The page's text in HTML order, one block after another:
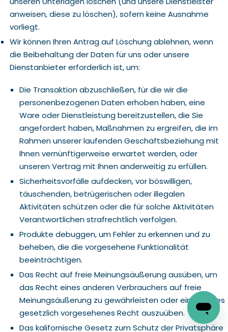
anweisen, diese zu löschen), sofern keine Ausnahme
vorliegt.
Wir können Ihren Antrag auf Löschung ablehnen, wenn
die Beibehaltung der Daten für uns oder unsere
Dienstanbieter erforderlich ist, um:
Die Transaktion abzuschließen, für die wir die
personenbezogenen Daten erhoben haben, eine
Ware oder Dienstleistung bereitzustellen, die Sie
angefordert haben, Maßnahmen zu ergreifen, die im
Rahmen unserer laufenden Geschäftsbeziehung mit
Ihnen vernünftigerweise erwartet werden, oder
unseren Vertrag mit Ihnen anderweitig zu erfüllen.
Sicherheitsvorfälle aufdecken, vor böswilligen,
täuschenden, betrügerischen oder illegalen
Aktivitäten schützen oder die für solche Aktivitäten
Verantwortlichen strafrechtlich verfolgen.
Produkte debuggen, um Fehler zu erkennen und zu
beheben, die die vorgesehene Funktionalität
beeinträchtigen.
Das Recht auf freie Meinungsäußerung ausüben, um
das Recht eines anderen Verbrauchers auf freie
Meinungsäußerung zu gewährleisten oder ein anderes
gesetzlich vorgesehenes Recht auszuüben.
Das kalifornische Gesetz zum Schutz der Privatsphäre